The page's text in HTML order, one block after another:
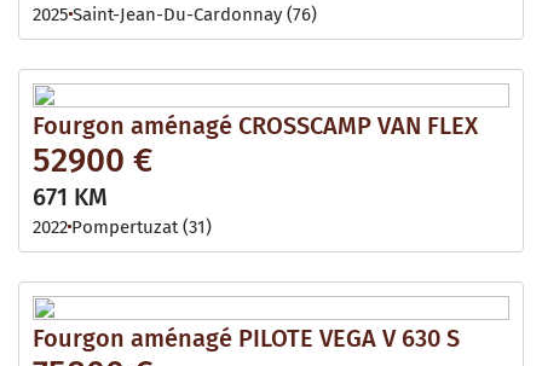
2025 Saint-Jean-Du-Cardonnay (76)
Fourgon aménagé CROSSCAMP VAN FLEX
52900 €
671 KM
2022 Pompertuzat (31)
Fourgon aménagé PILOTE VEGA V 630 S